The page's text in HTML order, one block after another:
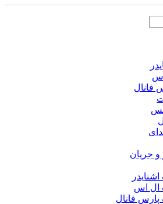
فانال
و‌ جریان
ال اس
پارس فانال